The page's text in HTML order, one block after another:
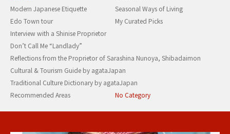
Modern Japanese Etiquette
Seasonal Ways of Living
Edo Town tour
My Curated Picks
Interview with a Shinise Proprietor
Don’t Call Me “Landlady”
Reflections from the Proprietor of Sarashina Nunoya, Shibadaimon
Cultural & Tourism Guide by agataJapan
Traditional Culture Dictionary by agataJapan
Recommended Areas
No Category